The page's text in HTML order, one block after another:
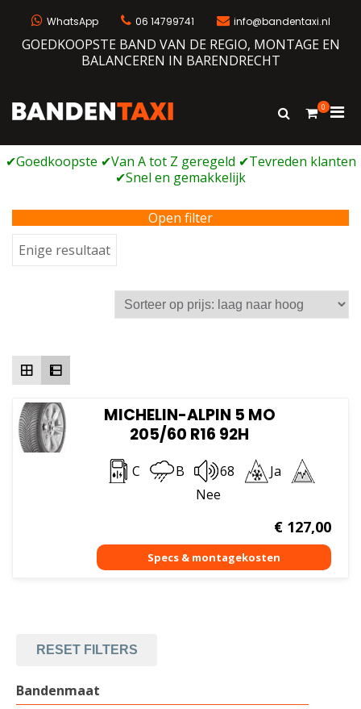
WhatsApp 06 14799741 info@bandentaxi.nl
GOEDKOOPSTE BAND VAN DE REGIO, MONTAGE EN
BALANCEREN IN BARENDRECHT
Bandengarage met eigen webshop
Toon
0
voor
Open filter
Enige resultaat
MICHELIN-ALPIN 5 MO
205/60 R16 92H
C B 68
Ja
Nee
€127,00
RESET FILTERS
Bandenmaat